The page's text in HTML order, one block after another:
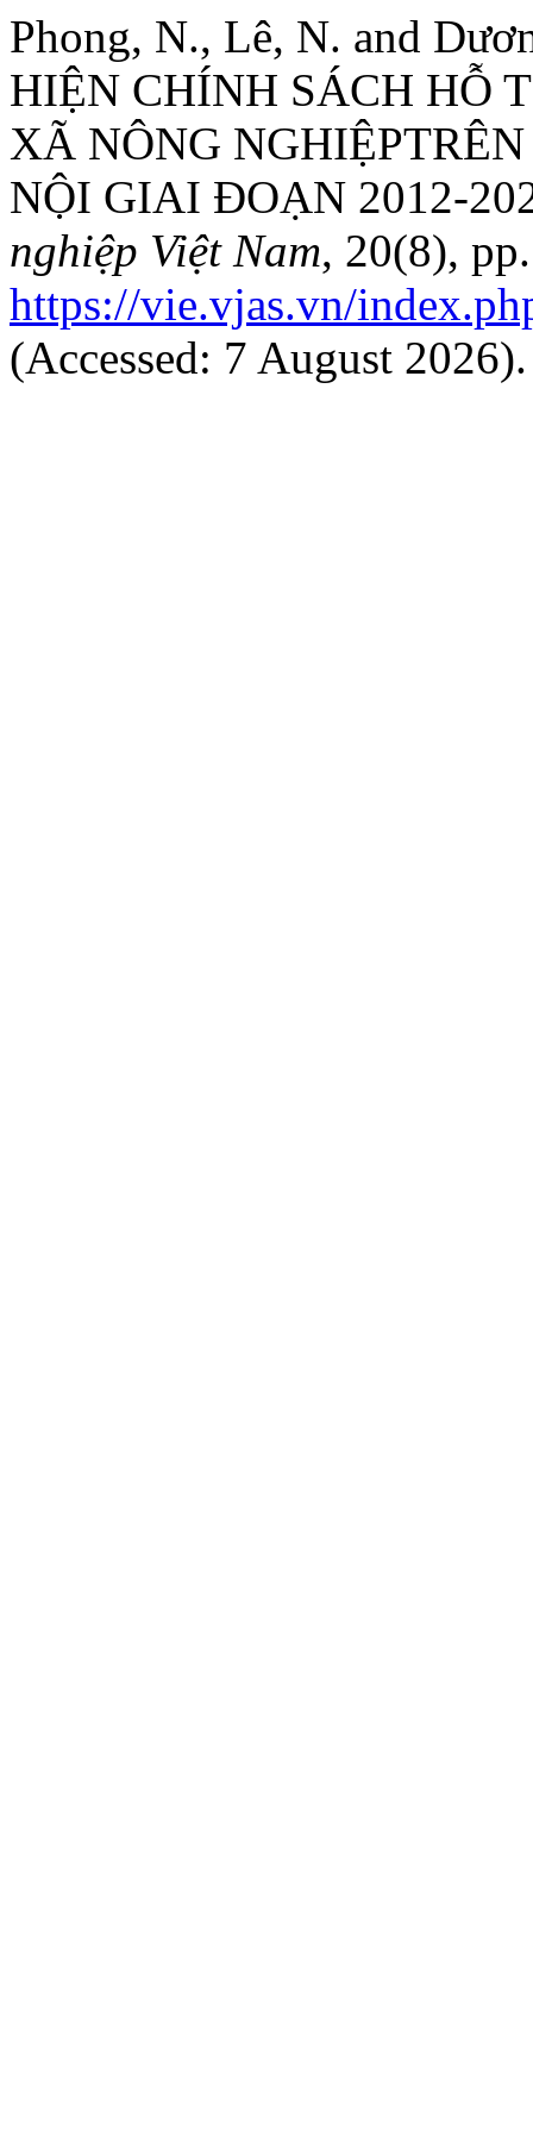
Phong, N., Lê, N. and
HIỆN CHÍNH SÁCH HỖ
XÃ NÔNG
NỘI GIAI ĐOẠN 2012-
nghiệp Việt Nam, 20(8),
https://vie.vjas.vn/
(Accessed: 7 August 2026).